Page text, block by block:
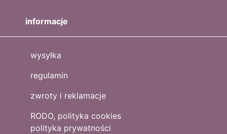
informacje
wysyłka
regulamin
zwroty i reklamacje
RODO, polityka cookies
polityka prywatności